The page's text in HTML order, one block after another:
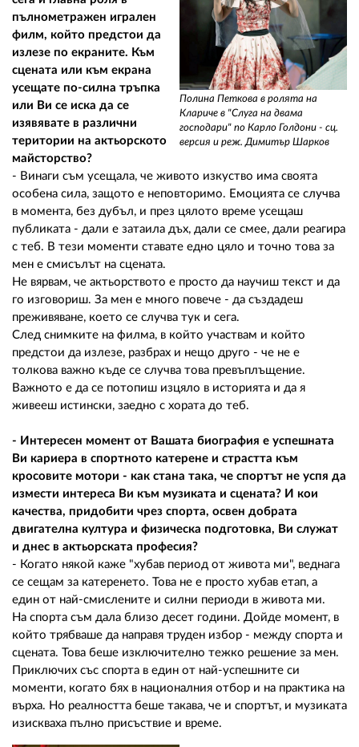
Полина Петкова в ролята на
Клариче в "Слуга на двама
господари" по Карло Голдони - сц.
версия и реж. Димитър Шарков
пълнометражен игрален
филм, който предстои да
излезе по екраните. Към
сцената или към екрана
усещате по-силна тръпка
или Ви се иска да се
изявявате в различни
територии на актьорското
майсторство?
- Винаги съм усещала, че живото изкуство има своята
особена сила, защото е неповторимо. Емоцията се случва
в момента, без дубъл, и през цялото време усещаш
публиката - дали е затаила дъх, дали се смее, дали реагира
с теб. В тези моменти ставате едно цяло и точно това за
мен е смисълът на сцената.
Не вярвам, че актьорството е просто да научиш текст и да
го изговориш. За мен е много повече - да създадеш
преживяване, което се случва тук и сега.
След снимките на филма, в който участвам и който
предстои да излезе, разбрах и нещо друго - че не е
толкова важно къде се случва това превъплъщение.
Важното е да се потопиш изцяло в историята и да я
живееш истински, заедно с хората до теб.
- Интересен момент от Вашата биография е успешната
Ви кариера в спортното катерене и страстта към
кросовите мотори - как стана така, че спортът не успя да
измести интереса Ви към музиката и сцената? И кои
качества, придобити чрез спорта, освен добрата
двигателна култура и физическа подготовка, Ви служат
и днес в актьорската професия?
- Когато някой каже "хубав период от живота ми", веднага
се сещам за катеренето. Това не е просто хубав етап, а
един от най-смислените и силни периоди в живота ми.
На спорта съм дала близо десет години. Дойде момент, в
който трябваше да направя труден избор - между спорта и
сцената. Това беше изключително тежко решение за мен.
Приключих със спорта в един от най-успешните си
моменти, когато бях в националния отбор и на практика на
върха. Но реалността беше такава, че и спортът, и музиката
изискваха пълно присъствие и време.